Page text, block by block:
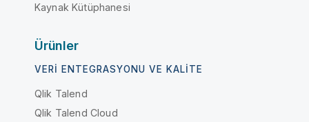
Kaynak Kütüphanesi
Ürünler
VERI ENTEGRASYONU VE KALITE
Qlik Talend
Qlik Talend Cloud